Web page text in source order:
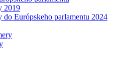
2019
Európskeho parlamentu 2024